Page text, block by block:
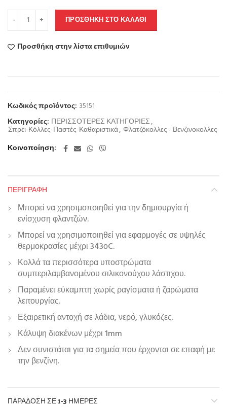
ΠΡΟΣΘΉΚΗ ΣΤΟ ΚΑΛΆΘΙ
Προσθήκη στην λίστα επιθυμιών
Κωδικός προϊόντος: 35151
Κατηγορίες: ΠΕΡΙΣΣΟΤΕΡΕΣ ΚΑΤΗΓΟΡΙΕΣ,
Σπρέι-Κόλλες-Παστές-Καθαριστικά, Φλατζόκολλες - Βενζινοκολλες
Κοινοποίηση
ΠΕΡΙΓΡΑΦΉ
Μπορεί να χρησιμοποιηθεί για την δημιουργία ή
ενίσχυση φλαντζών.
Μπορεί να χρησιμοποιηθεί για εφαρμογές σε υψηλές
θερμοκρασίες μέχρι 343οC.
Κολλά τα περισσότερα υποστρώματα
συμπεριλαμβανομένου σιλικονούχου λάστιχου.
Παραμένει εύκαμπτη χωρίς ραγίσματα ή ζαρώματα
λειτουργίας.
Εξαιρετική αντοχή σε λάδια, νερό, γλυκόζες.
Κάλυψη διακένων μέχρι 1mm
Δεν συνιστάται για τα σημεία που έρχονται σε επαφή με
την βενζίνη.
ΠΑΡΆΔΟΣΗ ΣΕ 1-3 ΗΜΈΡΕΣ